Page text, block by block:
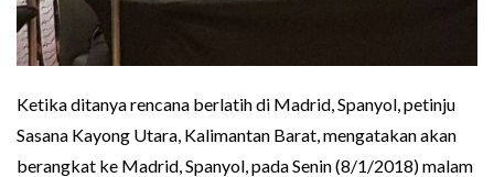
Ketika ditanya rencana berlatih di Madrid, Spanyol, petinju
Sasana Kayong Utara, Kalimantan Barat, mengatakan akan
berangkat ke Madrid, Spanyol, pada Senin (8/1/2018) malam